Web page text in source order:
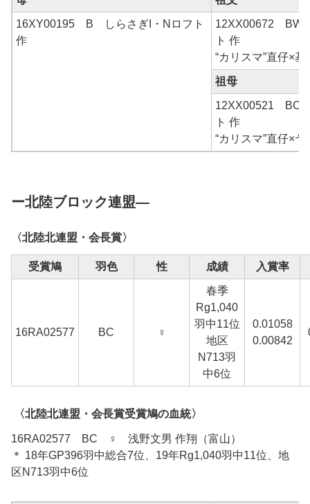
16XY00195 B しらさぎI・Nロフト
作
12XX00672 BW
ト 作
“カリスマ”直仔×基
祖母
12XX00521 BC
ト 作
“カリスマ”直仔×ヤ
ー北陸ブロック連盟―
〈北陸北連盟・会長賞〉
受賞鳩 羽色 性 成績 入賞率
16RA02577 BC ♀
春季
Rg1,040
羽中11位
地区
N713羽
中6位
0.01058
0.00842
〈北陸北連盟・会長賞受賞鳩の血統〉
16RA02577 BC ♀ 浅野文男 作翔（富山）
＊ 18年GP396羽中総合7位、19年Rg1,040羽中11位、地
区N713羽中6位